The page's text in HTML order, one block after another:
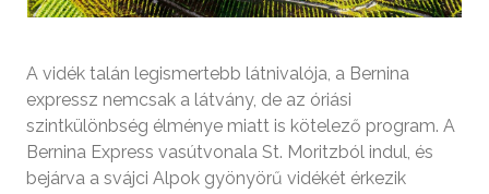
A vidék talán legismertebb látnivalója, a Bernina
expressz nemcsak a látvány, de az óriási
szintkülönbség élménye miatt is kötelező program. A
Bernina Express vasútvonala St. Moritzból indul, és
bejárva a svájci Alpok gyönyörű vidékét érkezik